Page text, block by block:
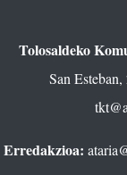
Tolosaldeko
San
Erredakzioa: